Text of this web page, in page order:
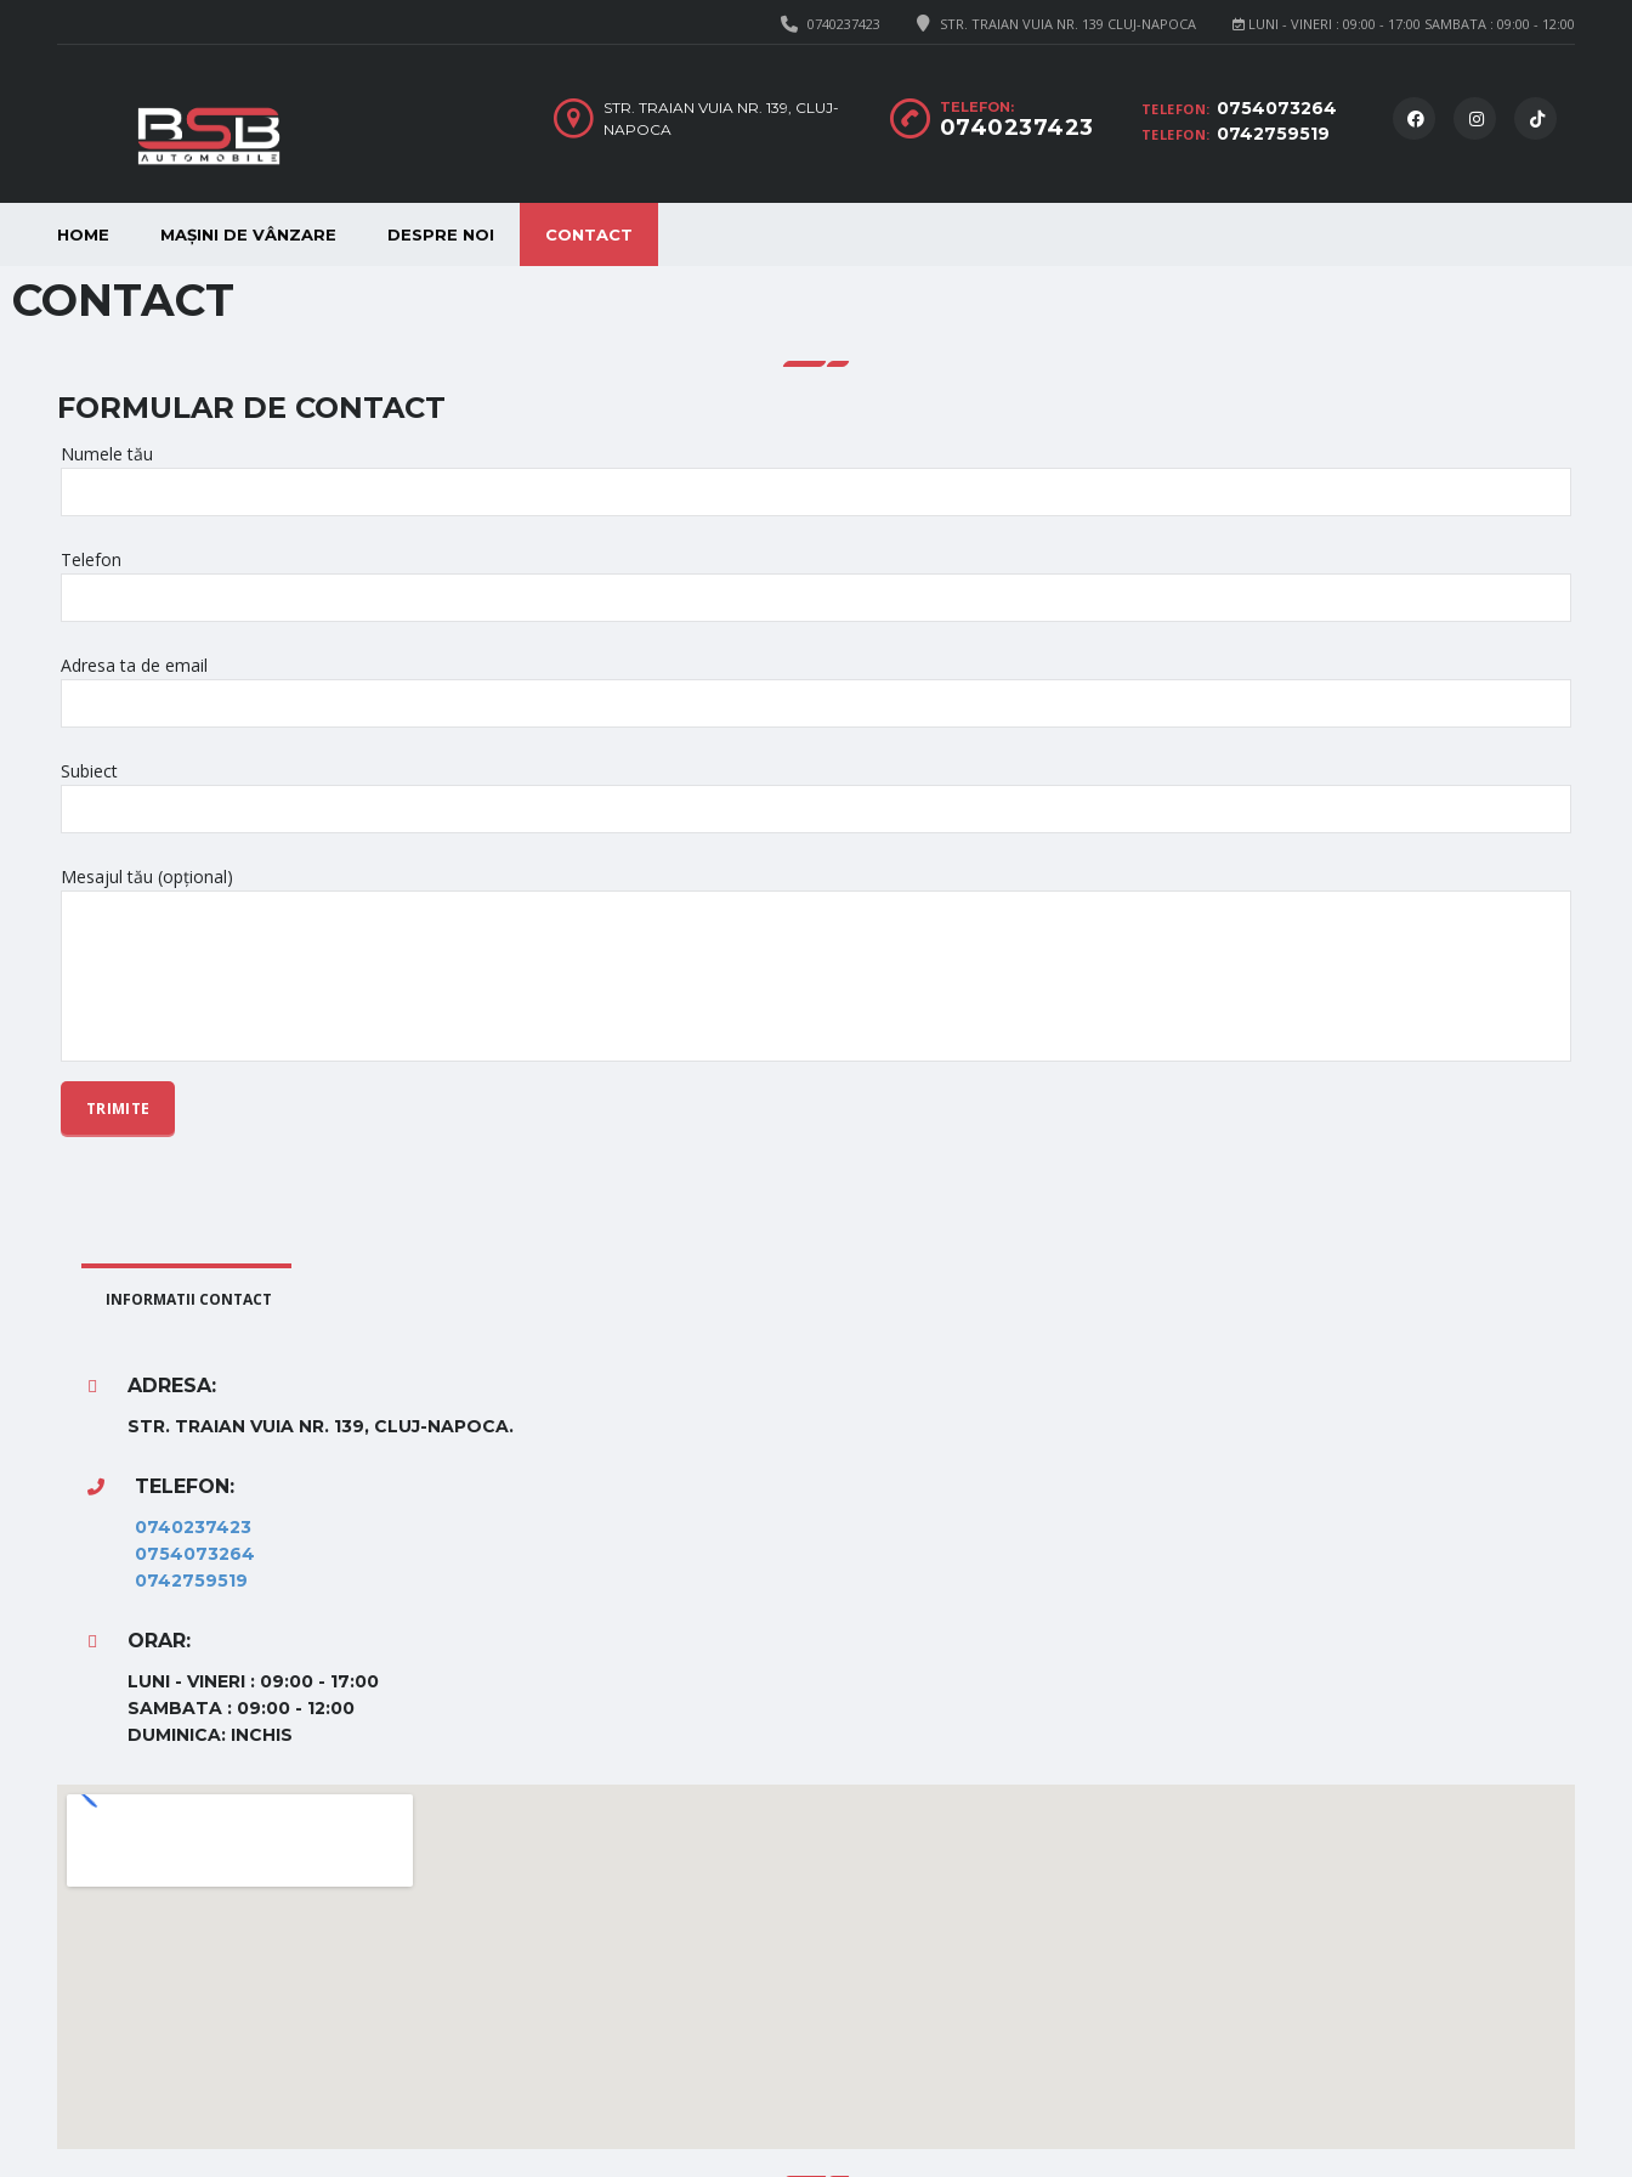
LUNI - VINERI : 09:00 - 17:00 SAMBATA : 09:00 - 12:00
STR. TRAIAN VUIA NR. 139 CLUJ-NAPOCA
0740237423
TELEFON: 0754073264
TELEFON: 0742759519
TELEFON:
0740237423
STR. TRAIAN VUIA NR. 139, CLUJ-
NAPOCA
HOME MAȘINI DE VÂNZARE DESPRE NOI CONTACT
CONTACT
FORMULAR DE CONTACT
Numele tău
Telefon
Adresa ta de email
Subiect
Mesajul tău (opțional)
INFORMATII CONTACT
ADRESA:
STR. TRAIAN VUIA NR. 139, CLUJ-NAPOCA.
TELEFON:
0740237423
0754073264
0742759519
ORAR:
LUNI - VINERI : 09:00 - 17:00
SAMBATA : 09:00 - 12:00
DUMINICA: INCHIS